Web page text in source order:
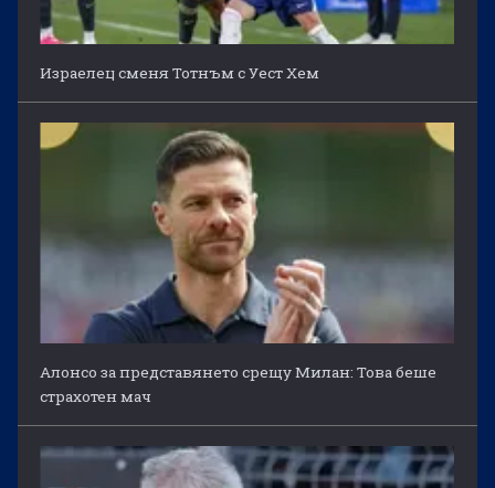
Израелец сменя Тотнъм с Уест Хем
Алонсо за представянето срещу Милан: Това беше
страхотен мач